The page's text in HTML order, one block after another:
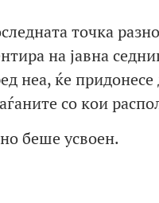
точка
на јавна
неа, ќе придонесе
со кои
беше усвоен.